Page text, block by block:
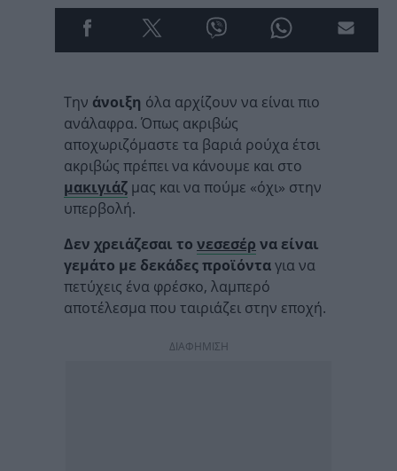
Tην άνοιξη όλα αρχίζουν να είναι πιο
ανάλαφρα. Όπως ακριβώς
αποχωριζόμαστε τα βαριά ρούχα έτσι
ακριβώς πρέπει να κάνουμε και στο
μακιγιάζ μας και να πούμε «όχι» στην
υπερβολή.
Δεν χρειάζεσαι το νεσεσέρ να είναι
γεμάτο με δεκάδες προϊόνταγια να
πετύχεις ένα φρέσκο, λαμπερό
αποτέλεσμα που ταιριάζει στην εποχή.
ΔΙΑΦΗΜΙΣΗ